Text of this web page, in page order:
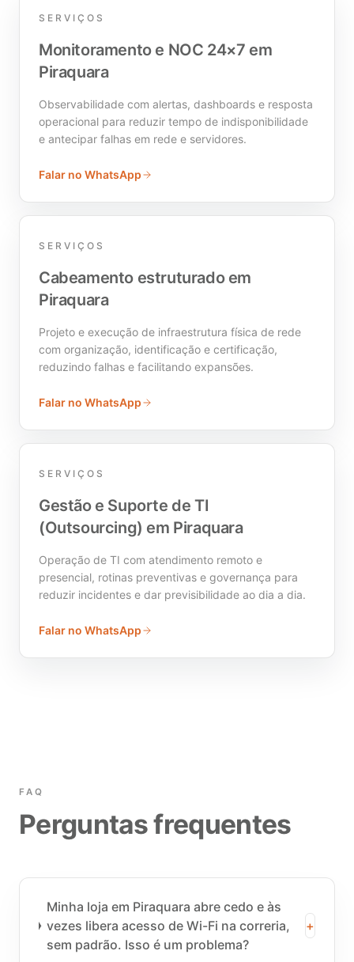
SERVIÇOS
Monitoramento e NOC 24×7 em
Piraquara
Observabilidade com alertas, dashboards e resposta
operacional para reduzir tempo de indisponibilidade
e antecipar falhas em rede e servidores.
Falar no WhatsApp
SERVIÇOS
Cabeamento estruturado em
Piraquara
Projeto e execução de infraestrutura física de rede
com organização, identificação e certificação,
reduzindo falhas e facilitando expansões.
Falar no WhatsApp
SERVIÇOS
Gestão e Suporte de TI
(Outsourcing) em Piraquara
Operação de TI com atendimento remoto e
presencial, rotinas preventivas e governança para
reduzir incidentes e dar previsibilidade ao dia a dia.
Falar no WhatsApp
FAQ
Perguntas frequentes
Minha loja em Piraquara abre cedo e às
vezes libera acesso de Wi-Fi na correria,
sem padrão. Isso é um problema?
+